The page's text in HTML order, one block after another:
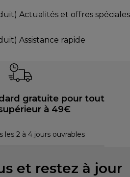
Actualités et offres spéciales
Assistance rapide
gratuite pour tout
à 49€
les 2 à 4 jours ouvrables
et restez à jour